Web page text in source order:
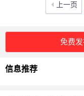
上一页
免费
信息推荐